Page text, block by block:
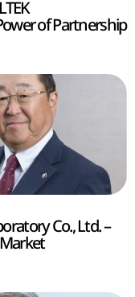
of Partnership
Co., Ltd. –